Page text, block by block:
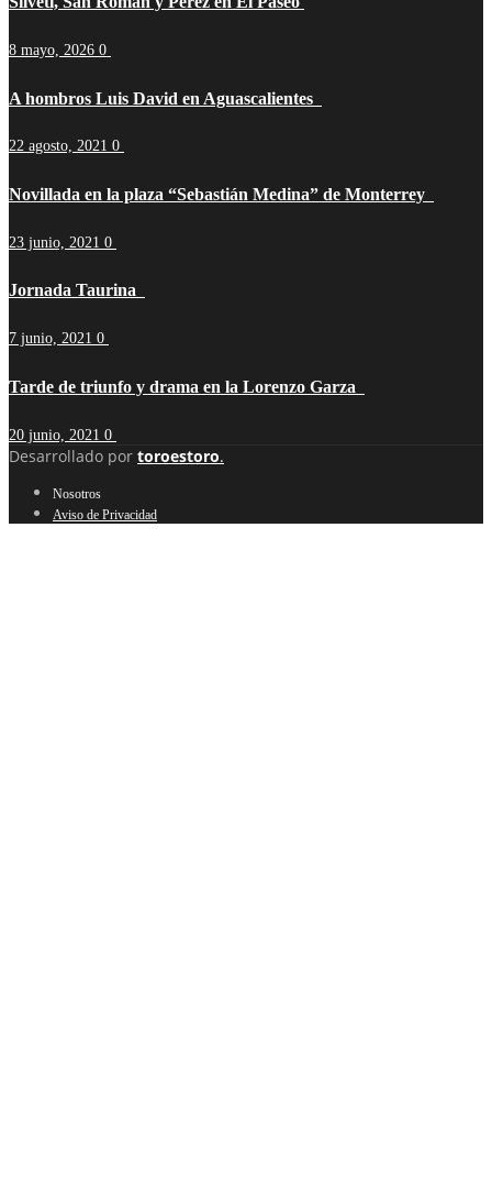
8 mayo, 2026 0
A hombros Luis David en Aguascalientes
22 agosto, 2021 0
Novillada en la plaza “Sebastián Medina” de Monterrey
23 junio, 2021 0
Jornada Taurina
7 junio, 2021 0
Tarde de triunfo y drama en la Lorenzo Garza
20 junio, 2021 0
Desarrollado por toroestoro.
Nosotros
Aviso de Privacidad